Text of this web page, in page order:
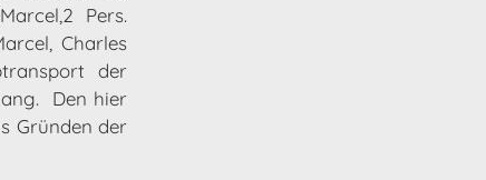
Pers.
Charles
der
Den hier
Gründen der